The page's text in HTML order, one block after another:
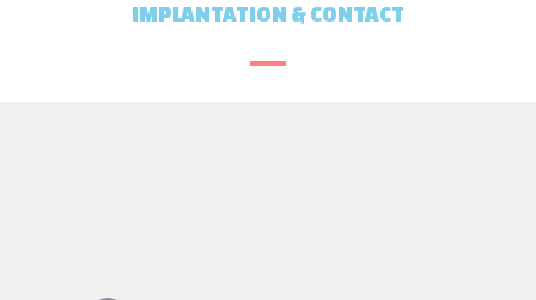
IMPLANTATION & CONTACT